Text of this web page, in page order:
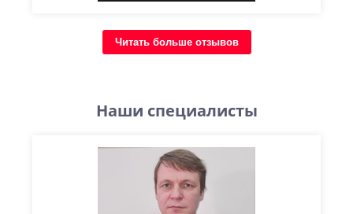
Читать больше отзывов
Наши специалисты